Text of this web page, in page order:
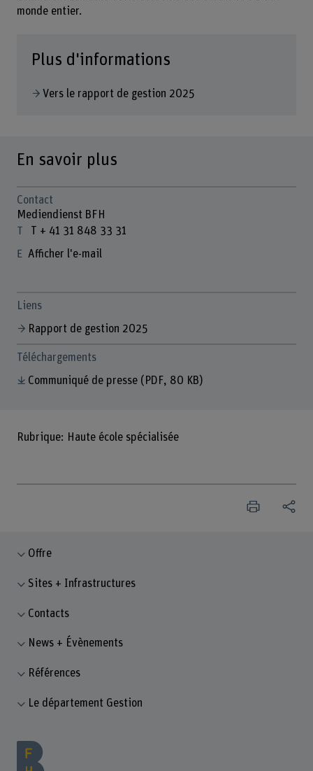
monde entier.
Plus d'informations
Vers le rapport de gestion 2025
En savoir plus
Contact
Mediendienst BFH
T + 41 31 848 33 31
Afficher l'e-mail
Liens
Rapport de gestion 2025
Téléchargements
Communiqué de presse (PDF, 80 KB)
Rubrique: Haute école spécialisée
Offre
Sites + Infrastructures
Contacts
News + Évènements
Références
Le département Gestion